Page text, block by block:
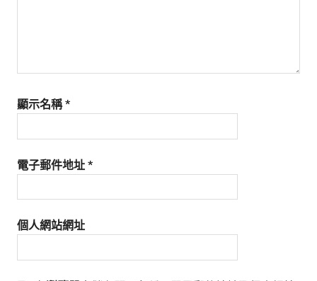
顯示名稱*
電子郵件地址 *
個人網站網址